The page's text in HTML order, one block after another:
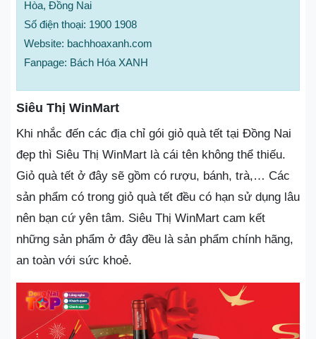
Hòa, Đồng Nai
Số điện thoại: 1900 1908
Website: bachhoaxanh.com
Fanpage: Bách Hóa XANH
Siêu Thị WinMart
Khi nhắc đến các địa chỉ gói giỏ quà tết tại Đồng Nai
đẹp thì Siêu Thị WinMart là cái tên không thể thiếu.
Giỏ quà tết ở đây sẽ gồm có rượu, bánh, trà,… Các
sản phẩm có trong giỏ quà tết đều có hạn sử dụng lâu
nên bạn cứ yên tâm. Siêu Thị WinMart cam kết
những sản phẩm ở đây đều là sản phẩm chính hãng,
an toàn với sức khoẻ.